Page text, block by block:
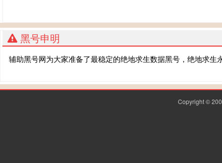
黑号申明
辅助黑号网为大家准备了最稳定的绝地求生数据黑号，绝地求
Copyright ©